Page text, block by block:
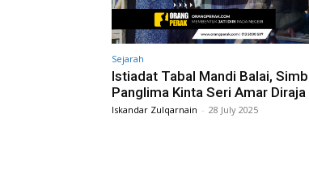
Sejarah
Istiadat Tabal Mandi Balai,
Panglima Kinta Seri Amar
Iskandar Zulqarnain - 28 July 2025